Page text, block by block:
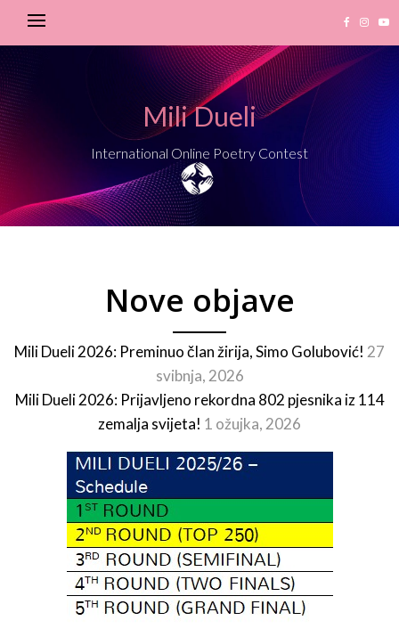
Mili Dueli
International Online Poetry Contest
Nove objave
Mili Dueli 2026: Preminuo član žirija, Simo Golubović! 27
svibnja, 2026
Mili Dueli 2026: Prijavljeno rekordna 802 pjesnika iz 114
zemalja svijeta! 1 ožujka, 2026